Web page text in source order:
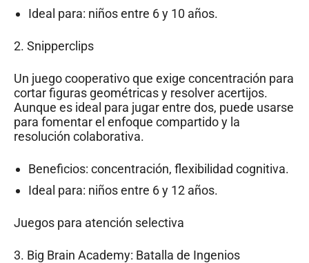
Ideal para: niños entre 6 y 10 años.
2. Snipperclips
Un juego cooperativo que exige concentración para
cortar figuras geométricas y resolver acertijos.
Aunque es ideal para jugar entre dos, puede usarse
para fomentar el enfoque compartido y la
resolución colaborativa.
Beneficios: concentración, flexibilidad cognitiva.
Ideal para: niños entre 6 y 12 años.
Juegos para atención selectiva
3. Big Brain Academy: Batalla de Ingenios